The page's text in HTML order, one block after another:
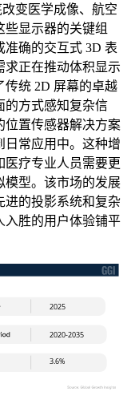
变医学成像、航空
显示器的关键组
确的交互式 3D 表
求正在推动体积显示
传统 2D 屏幕的卓越
的方式感知复杂信
位置传感器解决方案
日常应用中。这种增
疗专业人员需要更
模型。该市场的发展
进的投影系统和复杂
入胜的用户体验铺平